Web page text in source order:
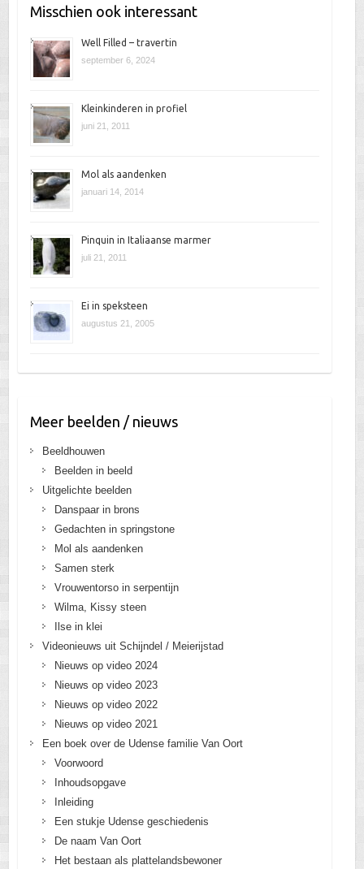
Misschien ook interessant
Well Filled – travertin
september 6, 2024
Kleinkinderen in profiel
juni 21, 2011
Mol als aandenken
januari 14, 2014
Pinquin in Italiaanse marmer
juli 21, 2011
Ei in speksteen
augustus 21, 2005
Meer beelden / nieuws
Beeldhouwen
Beelden in beeld
Uitgelichte beelden
Danspaar in brons
Gedachten in springstone
Mol als aandenken
Samen sterk
Vrouwentorso in serpentijn
Wilma, Kissy steen
Ilse in klei
Videonieuws uit Schijndel / Meierijstad
Nieuws op video 2024
Nieuws op video 2023
Nieuws op video 2022
Nieuws op video 2021
Een boek over de Udense familie Van Oort
Voorwoord
Inhoudsopgave
Inleiding
Een stukje Udense geschiedenis
De naam Van Oort
Het bestaan als plattelandsbewoner